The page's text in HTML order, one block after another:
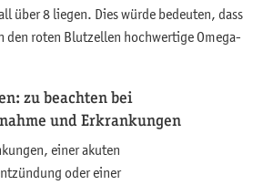
über 8 liegen. Dies würde bedeuten, dass
den roten Blutzellen hochwertige Omega-
zu beachten bei
und Erkrankungen
einer akuten
oder einer